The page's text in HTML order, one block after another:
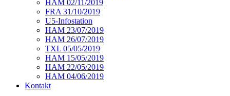
HAM 02/11/2019
FRA 31/10/2019
U5-Infostation
HAM 23/07/2019
HAM 26/07/2019
TXL 05/05/2019
HAM 15/05/2019
HAM 22/05/2019
HAM 04/06/2019
Kontakt